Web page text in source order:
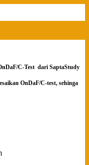
C-Test dari SaptaStudy
OnDaF/C-test, sehinga